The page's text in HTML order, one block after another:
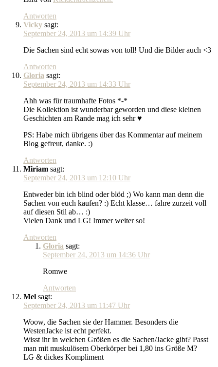
Antworten
Vicky sagt:
September 24, 2013 um 14:39 Uhr
Die Sachen sind echt sowas von toll! Und die Bilder auch <3
Antworten
Gloria sagt:
September 24, 2013 um 14:33 Uhr
Ahh was für traumhafte Fotos *-*
Die Kollektion ist wunderbar geworden und diese kleinen
Geschichten am Rande mag ich sehr ♥
PS: Habe mich übrigens über das Kommentar auf meinem
Blog gefreut, danke. :)
Antworten
Miriam sagt:
September 24, 2013 um 12:10 Uhr
Entweder bin ich blind oder blöd ;) Wo kann man denn die
Sachen von euch kaufen? :) Echt klasse… fahre zurzeit voll
auf diesen Stil ab… :)
Vielen Dank und LG! Immer weiter so!
Antworten
Gloria sagt:
September 24, 2013 um 14:36 Uhr
Romwe
Antworten
Mel sagt:
September 24, 2013 um 11:47 Uhr
Woow, die Sachen sie der Hammer. Besonders die
WestenJacke ist echt perfekt.
Wisst ihr in welchen Größen es die Sachen/Jacke gibt? Passt
man mit muskulösem Oberkörper bei 1,80 ins Größe M?
LG & dickes Kompliment